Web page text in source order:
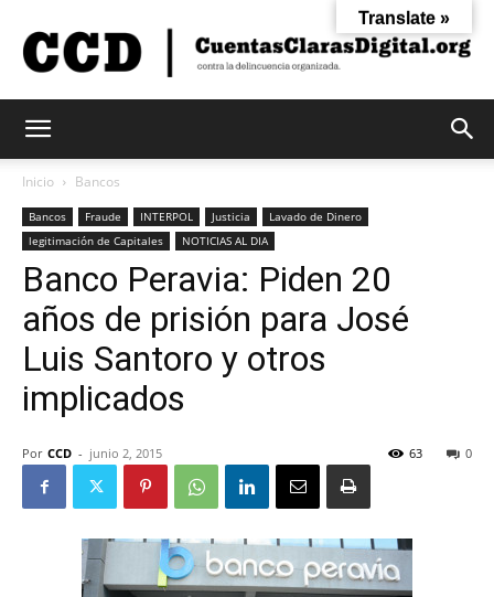
Claras
Digital
Inicio Bancos
Bancos Fraude INTERPOL Justicia
Lavado de Dinero
legitimación de Capitales
NOTICIAS AL DIA
Banco Peravia: Piden 20
años de prisión para José
Luis Santoro y otros
implicados
Por CCD - junio 2, 2015 0
63
Translate »